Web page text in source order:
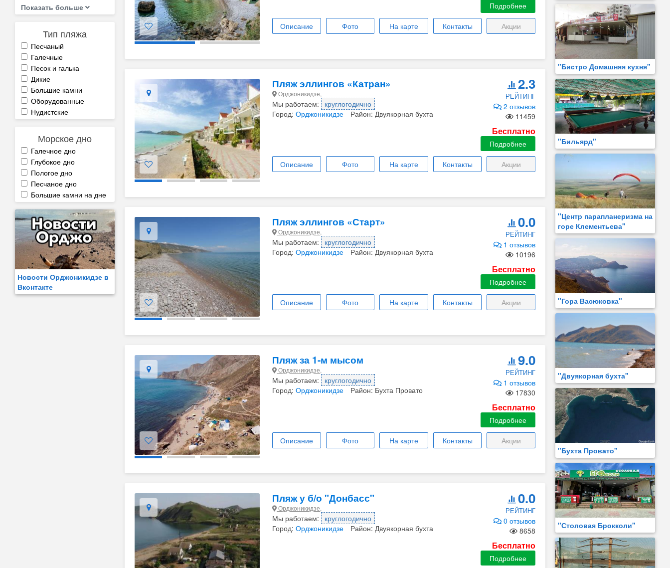
Показать больше
Тип пляжа
Песчаный
Галечные
Песок и галька
Дикие
Большие камни
Оборудованные
Нудистские
Морское дно
Галечное дно
Глубокое дно
Пологое дно
Песчаное дно
Большие камни на дне
Новости Орджоникидзе в
Вконтакте
Подробнее
Описание Фото На карте Контакты Акции
Пляж эллингов «Катран»
Орджоникидзе,
Мы работаем: круглогодично
Город:Орджоникидзе Район: Двуякорная бухта
2.3
РЕЙТИНГ
2 отзывов
11459
Бесплатно
Подробнее
Описание Фото На карте Контакты Акции
Пляж эллингов «Старт»
Орджоникидзе,
Мы работаем: круглогодично
Город:Орджоникидзе Район: Двуякорная бухта
0.0
РЕЙТИНГ
1 отзывов
10196
Бесплатно
Подробнее
Описание Фото На карте Контакты Акции
Пляж за 1-м мысом
Орджоникидзе,
Мы работаем: круглогодично
Город:Орджоникидзе Район: Бухта Провато
9.0
РЕЙТИНГ
1 отзывов
17830
Бесплатно
Подробнее
Описание Фото На карте Контакты Акции
Пляж у б/о "Донбасс"
Орджоникидзе,
Мы работаем: круглогодично
Город:Орджоникидзе Район: Двуякорная бухта
0.0
РЕЙТИНГ
0 отзывов
8658
Бесплатно
Подробнее
"Бистро Домашняя кухня"
"Бильярд"
"Центр парапланеризма на
горе Клементьева"
"Гора Васюковка"
"Двуякорная бухта"
"Бухта Провато"
"Столовая Брокколи"